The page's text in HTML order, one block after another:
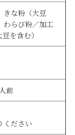
きな粉（大豆
わらび粉／加工
を含む）
前
ください